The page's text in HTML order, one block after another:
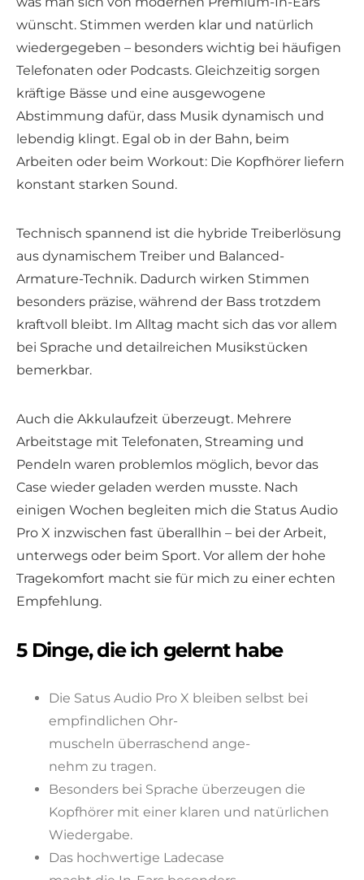
wünscht. Stimmen werden klar und natürlich
wiedergegeben – besonders wichtig bei häufigen
Telefonaten oder Podcasts. Gleichzeitig sorgen
kräftige Bässe und eine ausgewogene
Abstimmung dafür, dass Musik dynamisch und
lebendig klingt. Egal ob in der Bahn, beim
Arbeiten oder beim Workout: Die Kopfhörer liefern
konstant starken Sound.
Technisch spannend ist die hybride Treiberlösung
aus dynamischem Treiber und Balanced-
Armature-Technik. Dadurch wirken Stimmen
besonders präzise, während der Bass trotzdem
kraftvoll bleibt. Im Alltag macht sich das vor allem
bei Sprache und detailreichen Musikstücken
bemerkbar.
Auch die Akkulaufzeit überzeugt. Mehrere
Arbeitstage mit Telefonaten, Streaming und
Pendeln waren problemlos möglich, bevor das
Case wieder geladen werden musste. Nach
einigen Wochen begleiten mich die Status Audio
Pro X inzwischen fast überallhin – bei der Arbeit,
unterwegs oder beim Sport. Vor allem der hohe
Tragekomfort macht sie für mich zu einer echten
Empfehlung.
5 Dinge, die ich gelernt habe
Die Satus Audio Pro X bleiben selbst bei
empfindlichen Ohr-
muscheln überraschend ange-
nehm zu tragen.
Besonders bei Sprache überzeugen die
Kopfhörer mit einer klaren und natürlichen
Wiedergabe.
Das hochwertige Ladecase